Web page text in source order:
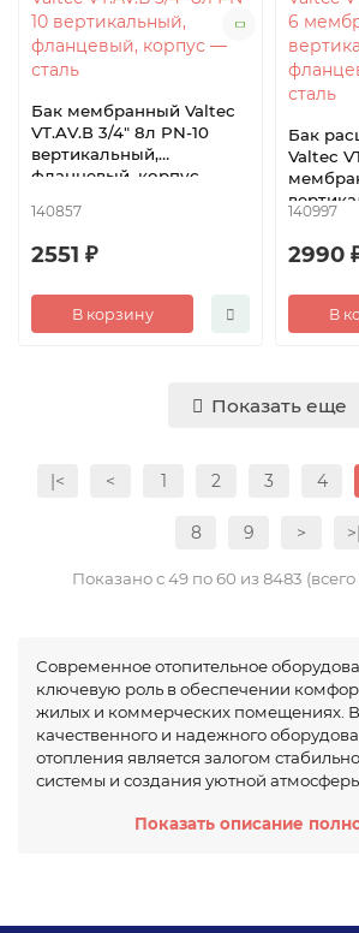
Бак мембранный Valtec
VТ.AV.В 3/4″ 8л PN-10
вертикальный,
фланцевый, корпус —
140857
2551 ₽
В корзину
Бак
Valtec
сталь
140997
2990
В
Показать еще
|< < 1 2 3 4
8 9 > >|
Показано с 49 по 60 из 8483
Современное отопительное
ключевую роль в обеспечении
жилых и коммерческих помещениях.
качественного и надежного
отопления является залогом
системы и создания уютной
широкий ассортимент отопительного
Показать описание